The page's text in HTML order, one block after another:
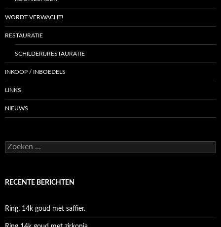
WORDT VERWACHT!
RESTAURATIE
SCHILDERIJRESTAURATIE
INKOOP / INBOEDELS
LINKS
NIEUWS
Zoeken
naar:
RECENTE BERICHTEN
Ring, 14k goud met saffier.